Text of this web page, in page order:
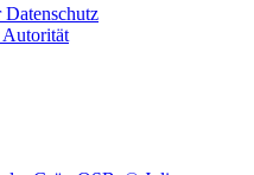
Autorität